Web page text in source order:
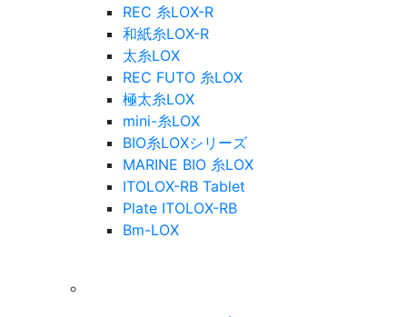
REC 糸LOX-R
和紙糸LOX-R
太糸LOX
REC FUTO 糸LOX
極太糸LOX
mini-糸LOX
BIO糸LOXシリーズ
MARINE BIO 糸LOX
ITOLOX-RB Tablet
Plate ITOLOX-RB
Bm-LOX